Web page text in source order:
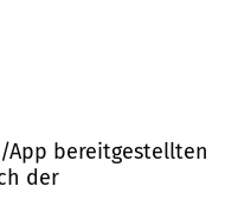
bereitgestellten
der